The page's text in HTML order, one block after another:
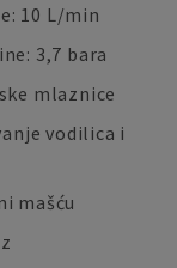
10 L/min
3,7 bara
mlaznice
vodilica i
mašću